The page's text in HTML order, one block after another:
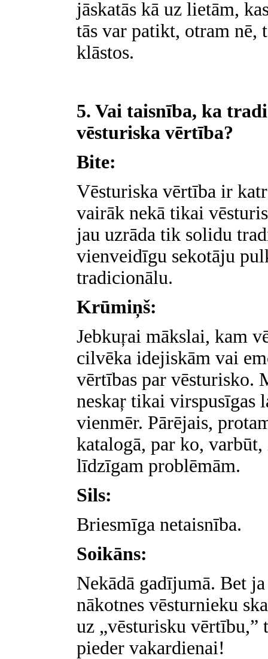
jāskatās kā uz lietām,
tās var patikt, otram nē,
klāstos.
5. Vai taisnība, ka
vēsturiska vērtība?
Bite:
Vēsturiska vērtība ir
vairāk nekā tikai
jau uzrāda tik solidu
vienveidīgu sekotāju
tradicionālu.
Krūmiņš:
Jebkuŗai mākslai, kam
cilvēka idejiskām vai
vērtības par vēsturisko.
neskaŗ tikai virspusīgas
vienmēr. Pārējais,
katalogā, par ko, varbūt,
līdzīgam problēmām.
Sils:
Briesmīga netaisnība.
Soikāns:
Nekādā gadījumā. Bet
nākotnes vēsturnieku
uz „vēsturisku vērtību,”
pieder vakardienai!